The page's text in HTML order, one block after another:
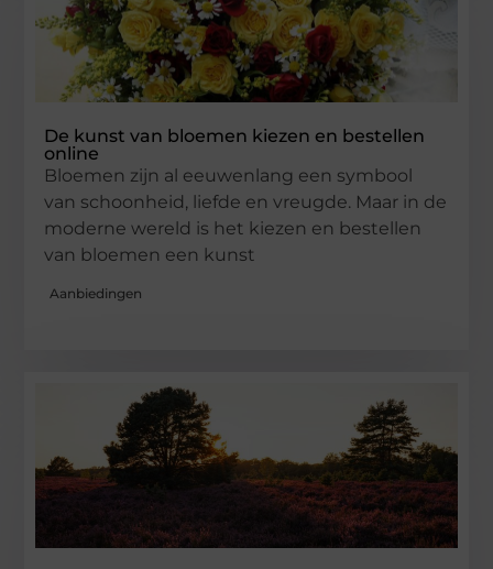
De kunst van bloemen kiezen en bestellen
online
Bloemen zijn al eeuwenlang een symbool
van schoonheid, liefde en vreugde. Maar in de
moderne wereld is het kiezen en bestellen
van bloemen een kunst
Aanbiedingen